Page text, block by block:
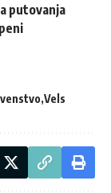
putovanja
Vels